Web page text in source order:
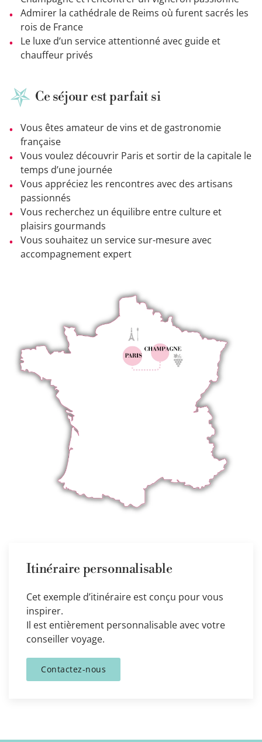
Admirer la cathédrale de Reims où furent sacrés les
rois de France
Le luxe d’un service attentionné avec guide et
chauffeur privés
Ce séjour est parfait si
Vous êtes amateur de vins et de gastronomie
française
Vous voulez découvrir Paris et sortir de la capitale le
temps d’une journée
Vous appréciez les rencontres avec des artisans
passionnés
Vous recherchez un équilibre entre culture et
plaisirs gourmands
Vous souhaitez un service sur-mesure avec
accompagnement expert
Itinéraire personnalisable
Cet exemple d’itinéraire est conçu pour vous
inspirer.
Il est entièrement personnalisable avec votre
conseiller voyage.
Contactez-nous